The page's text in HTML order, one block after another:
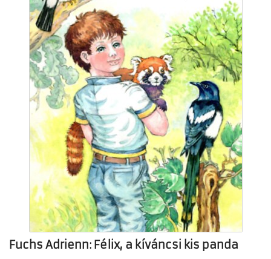
Fuchs Adrienn: Félix, a kíváncsi kis panda